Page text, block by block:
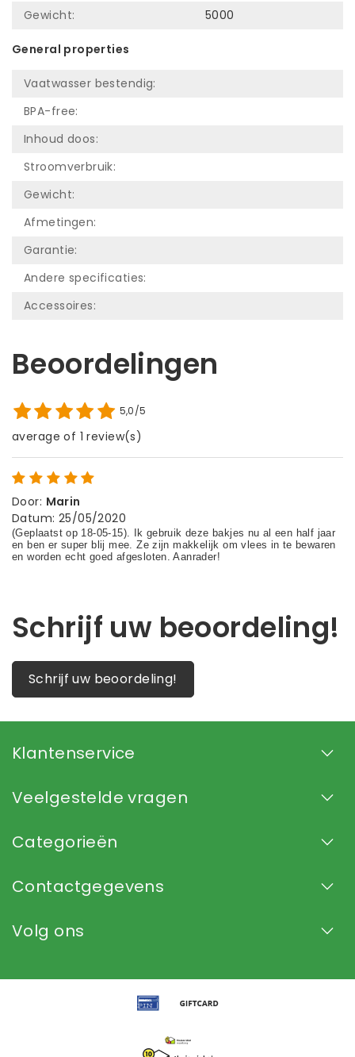
Gewicht:
5000
General properties
Vaatwasser bestendig:
BPA-free:
Inhoud doos:
Stroomverbruik:
Gewicht:
Afmetingen:
Garantie:
Andere specificaties:
Accessoires:
Beoordelingen
5,0/5
average of 1 review(s)
Door: Marin
Datum: 25/05/2020
Schrijf uw beoordeling!
Schrijf uw beoordeling!
Klantenservice
Veelgestelde vragen
Categorieën
Contactgegevens
Volg ons